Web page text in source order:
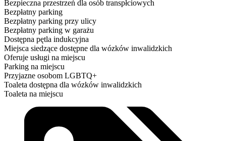
Bezpieczna przestrzeń dla osób transpłciowych
Bezpłatny parking
Bezpłatny parking przy ulicy
Bezpłatny parking w garażu
Dostępna pętla indukcyjna
Miejsca siedzące dostępne dla wózków inwalidzkich
Oferuje usługi na miejscu
Parking na miejscu
Przyjazne osobom LGBTQ+
Toaleta dostępna dla wózków inwalidzkich
Toaleta na miejscu